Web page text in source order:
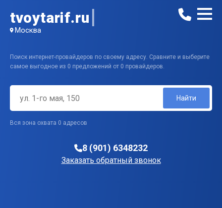
tvoytarif.ru
Москва
Поиск интернет-провайдеров по своему адресу. Сравните и выберите
самое выгодное из 0 предложений от 0 провайдеров.
Найти
Вся зона охвата 0 адресов
8 (901) 6348232
Заказать обратный звонок